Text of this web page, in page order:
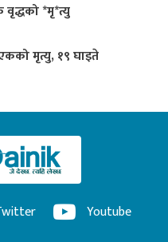
वृद्धको *मृ*त्यु
एकको मृत्यु, १९ घाइते
Youtube